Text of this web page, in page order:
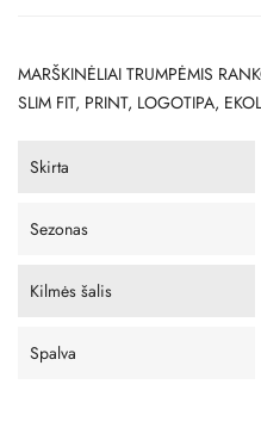
MARŠKINĖLIAI TRUMPĖMIS
SLIM FIT, PRINT, LOGOTIPA,
Skirta
Sezonas
Kilmės šalis
Spalva